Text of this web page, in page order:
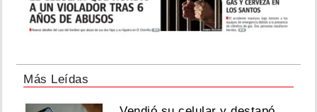
Más Leídas